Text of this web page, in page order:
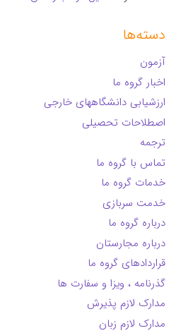
دسته‌ها
آزمون
اخبار گروه ما
ارزشیابی دانشگاههای خارجی
اصطلاحات تحصیلی
ترجمه
تماس با گروه ما
خدمات گروه ما
خدمت سربازی
درباره گروه ما
درباره مجارستان
قراردادهای گروه ما
گذرنامه ، ویزا و سفارت ها
مدارک لازم پذیرش
مدارک لازم زبان